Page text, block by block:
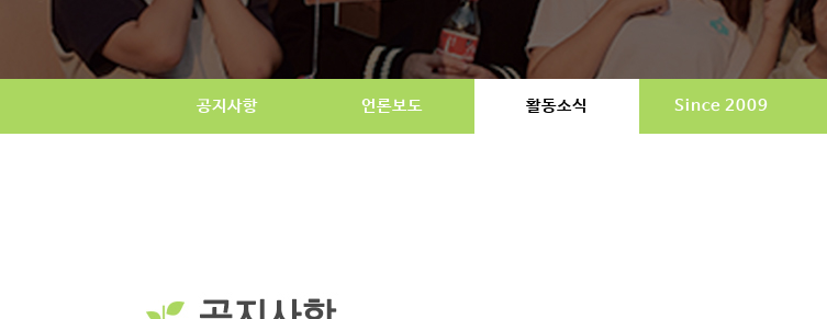
공지사항 언론보도 활동소식 Since 2009